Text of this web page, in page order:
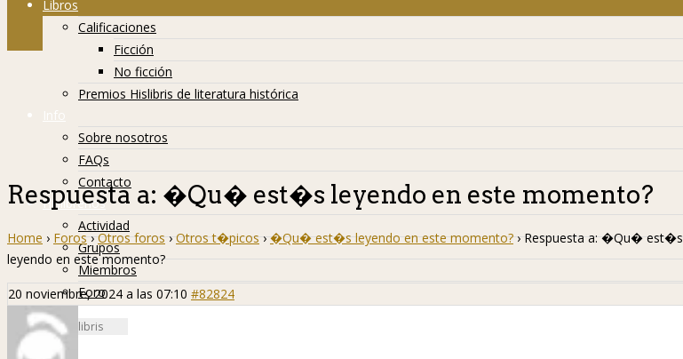
Libros
Calificaciones
Ficción
No ficción
Premios Hislibris de literatura histórica
Info
Sobre nosotros
FAQs
Contacto
Hislibreños
Actividad
Grupos
Miembros
Foro
Respuesta a: �Qu� est�s leyendo en este momento?
Home › Foros › Otros foros › Otros t�picos › �Qu� est�s leyendo en este momento? › Respuesta a: �Qu� est�s
leyendo en este momento?
20 noviembre, 2024 a las 07:10 #82824